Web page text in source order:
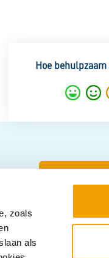
zoals
als
Hoe
Snel aan de
gegevens